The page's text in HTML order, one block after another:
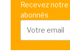
Recevez
abonnés